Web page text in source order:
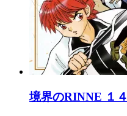
境界のRINNE １４